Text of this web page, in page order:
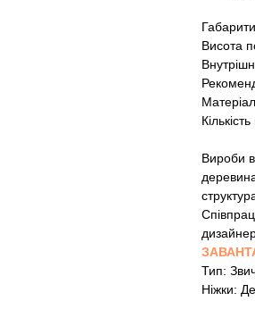
Висота
Вироби
Тип:
Ніжки: